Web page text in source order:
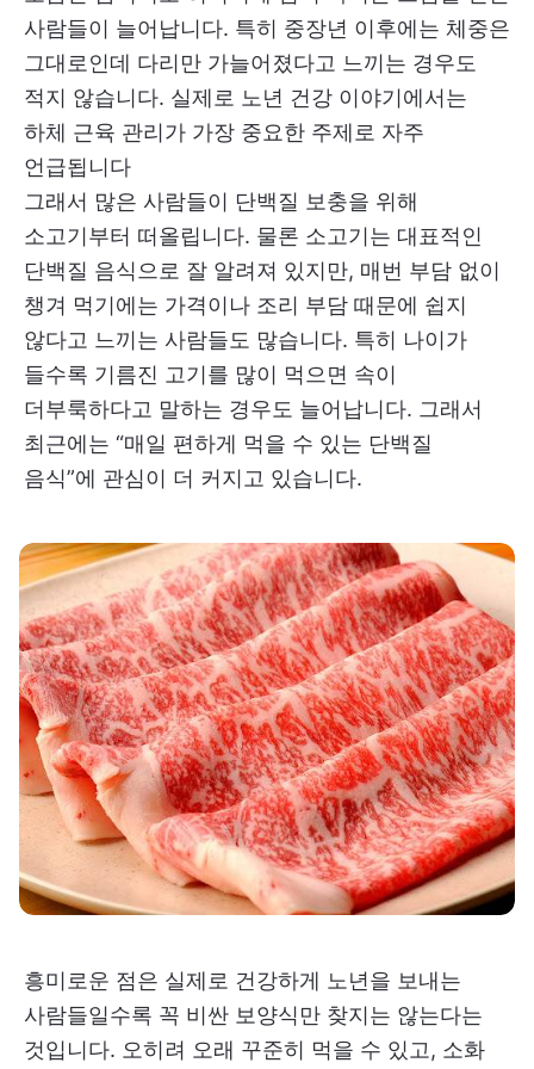
사람들이 늘어납니다. 특히 중장년 이후에는 체중은
그대로인데 다리만 가늘어졌다고 느끼는 경우도
적지 않습니다. 실제로 노년 건강 이야기에서는
하체 근육 관리가 가장 중요한 주제로 자주
언급됩니다
그래서 많은 사람들이 단백질 보충을 위해
소고기부터 떠올립니다. 물론 소고기는 대표적인
단백질 음식으로 잘 알려져 있지만, 매번 부담 없이
챙겨 먹기에는 가격이나 조리 부담 때문에 쉽지
않다고 느끼는 사람들도 많습니다. 특히 나이가
들수록 기름진 고기를 많이 먹으면 속이
더부룩하다고 말하는 경우도 늘어납니다. 그래서
최근에는 “매일 편하게 먹을 수 있는 단백질
음식”에 관심이 더 커지고 있습니다.
흥미로운 점은 실제로 건강하게 노년을 보내는
사람들일수록 꼭 비싼 보양식만 찾지는 않는다는
것입니다. 오히려 오래 꾸준히 먹을 수 있고, 소화